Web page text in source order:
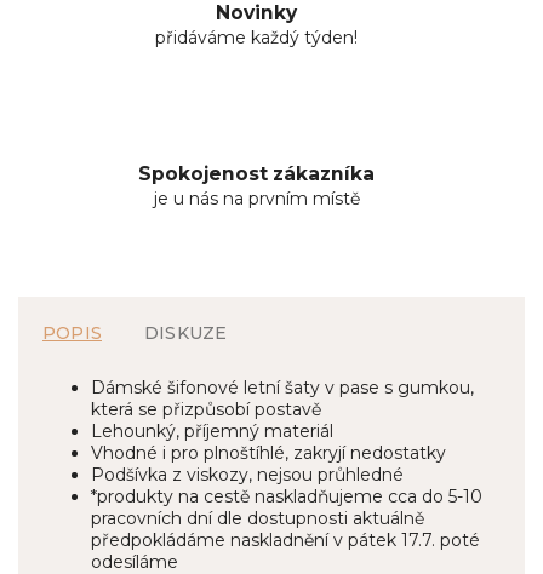
Novinky
přidáváme každý týden!
Spokojenost zákazníka
je u nás na prvním místě
POPIS DISKUZE
Dámské šifonové letní šaty v pase s gumkou,
která se přizpůsobí postavě
Lehounký, příjemný materiál
Vhodné i pro plnoštíhlé, zakryjí nedostatky
Podšívka z viskozy, nejsou průhledné
*produkty na cestě naskladňujeme cca do 5-10
pracovních dní dle dostupnosti aktuálně
předpokládáme naskladnění v pátek 17.7. poté
odesíláme